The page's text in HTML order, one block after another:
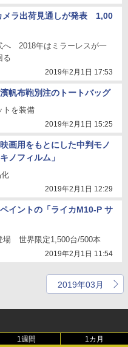
メラ出荷見通しが発表 1,00
へ 2018年はミラーレスが一
る
2019年2月1日 17:53
帆布鞄別注のトートバッグ
トを装備
2019年2月1日 15:25
画用をもとにした中判モノ
ノフィルム」
2019年2月1日 12:29
イントの「ライカM10-P サ
場 世界限定1,500台/500本
2019年2月1日 11:54
2019年03月
1週間 1カ月